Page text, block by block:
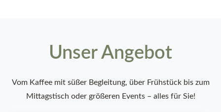
Unser Angebot
Vom Kaffee mit süßer Begleitung, über Frühstück bis zum
Mittagstisch oder größeren Events – alles für Sie!